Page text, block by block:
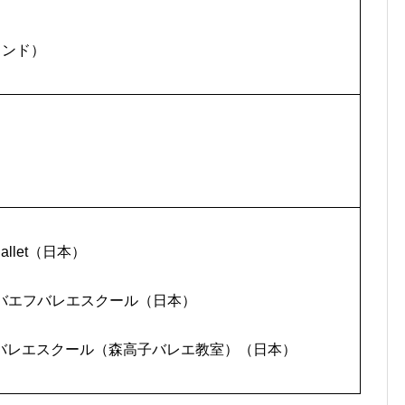
ド）
（日本）
フバレエスクール（日本）
エスクール（森高子バレエ教室）（日本）